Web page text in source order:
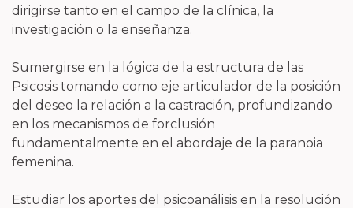
dirigirse tanto en el campo de la clínica, la
investigación o la enseñanza.
Sumergirse en la lógica de la estructura de las
Psicosis tomando como eje articulador de la posición
del deseo la relación a la castración, profundizando
en los mecanismos de forclusión
fundamentalmente en el abordaje de la paranoia
femenina.
Estudiar los aportes del psicoanálisis en la resolución